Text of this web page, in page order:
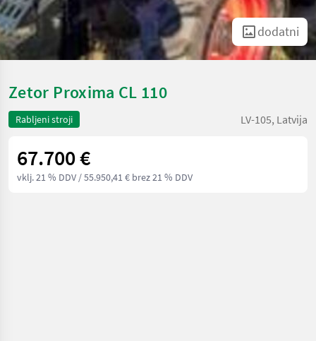
dodatni
Zetor Proxima CL 110
Rabljeni stroji LV-105, Latvija
67.700 €
vklj. 21 % DDV / 55.950,41 € brez 21 % DDV